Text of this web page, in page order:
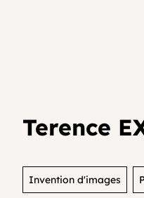
Coopératifs!
Organisme
Terence
Invention d'images